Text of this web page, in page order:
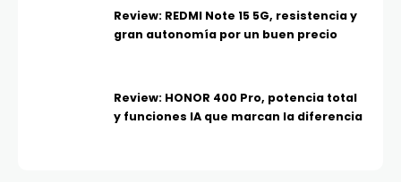
Review: REDMI Note 15 5G, resistencia y
gran autonomía por un buen precio
Review: HONOR 400 Pro, potencia total
y funciones IA que marcan la diferencia